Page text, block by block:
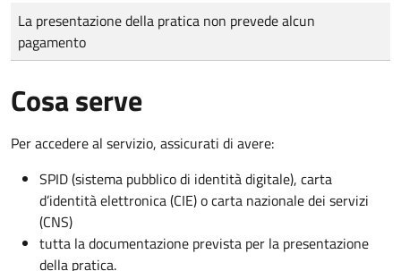
Tipo di pagamento
Importo
La presentazione della pratica non prevede alcun
pagamento
Cosa serve
Per accedere al servizio, assicurati di avere:
SPID (sistema pubblico di identità digitale), carta
d’identità elettronica (CIE) o carta nazionale dei servizi
(CNS)
tutta la documentazione prevista per la presentazione
della pratica.